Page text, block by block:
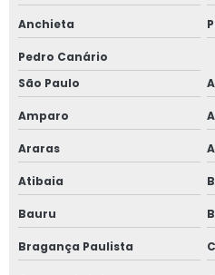
Laudo nr 12
Laudo nr 12 preço
Laudo vasos de pressão
Linha de vida e ponto de
Linha de vida para trabalho
Orçamento linha de vida
Orçamento projeto de
Anchieta
Pedro Canário
São Paulo
Amparo
Araras
Atibaia
Bauru
Bragança Paulista